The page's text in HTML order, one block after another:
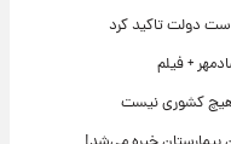
دولت تاکید کرد
+ فیلم
هیچ کشوری نیست